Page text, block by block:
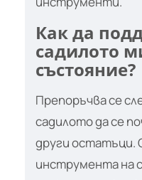
Как да
садилото
състояние?
Препоръчва се
садилото да се
други остатъци.
инструмента на